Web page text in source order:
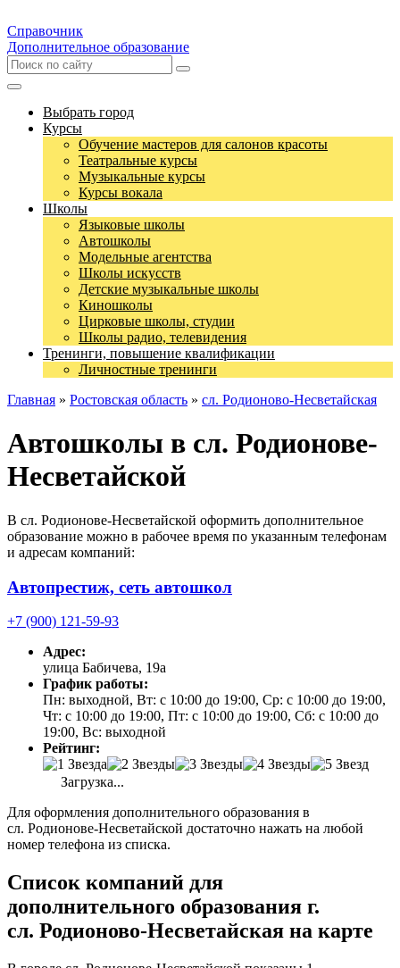
Справочник
Дополнительное образование
Выбрать город
Курсы
Обучение мастеров для салонов красоты
Театральные курсы
Музыкальные курсы
Курсы вокала
Школы
Языковые школы
Автошколы
Модельные агентства
Школы искусств
Детские музыкальные школы
Киношколы
Цирковые школы, студии
Школы радио, телевидения
Тренинги, повышение квалификации
Личностные тренинги
Главная » Ростовская область » сл. Родионово-Несветайская
Автошколы в сл. Родионове-
Несветайской
В сл. Родионове-Несветайской оформить дополнительное
образование можно в рабочее время по указанным телефонам
и адресам компаний:
Автопрестиж, сеть автошкол
+7 (900) 121-59-93
Адрес:
улица Бабичева, 19а
График работы:
Пн: выходной, Вт: с 10:00 до 19:00, Ср: с 10:00 до 19:00,
Чт: с 10:00 до 19:00, Пт: с 10:00 до 19:00, Сб: с 10:00 до
19:00, Вс: выходной
Рейтинг:
Загрузка...
Для оформления дополнительного образования в
сл. Родионове-Несветайской достаточно нажать на любой
номер телефона из списка.
Список компаний для
дополнительного образования г.
сл. Родионово-Несветайская на карте